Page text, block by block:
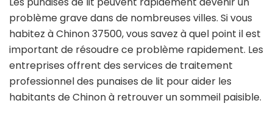
problème grave dans de nombreuses villes. Si vous
habitez à Chinon 37500, vous savez à quel point il est
important de résoudre ce problème rapidement. Les
entreprises offrent des services de traitement
professionnel des punaises de lit pour aider les
habitants de Chinon à retrouver un sommeil paisible.